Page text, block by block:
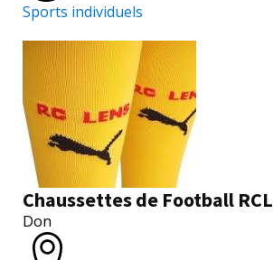
Sports individuels
Chaussettes de Football RCL
Don